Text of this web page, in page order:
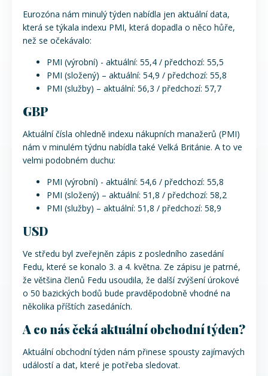
Eurozóna nám minulý týden nabídla jen aktuální data,
která se týkala indexu PMI, která dopadla o něco hůře,
než se očekávalo:
PMI (výrobní) - aktuální: 55,4 / předchozí: 55,5
PMI (složený) – aktuální: 54,9 / předchozí: 55,8
PMI (služby) – aktuální: 56,3 / předchozí: 57,7
GBP
Aktuální čísla ohledně indexu nákupních manažerů (PMI)
nám v minulém týdnu nabídla také Velká Británie. A to ve
velmi podobném duchu:
PMI (výrobní) - aktuální: 54,6 / předchozí: 55,8
PMI (složený) – aktuální: 51,8 / předchozí: 58,2
PMI (služby) – aktuální: 51,8 / předchozí: 58,9
USD
Ve středu byl zveřejněn zápis z posledního zasedání
Fedu, které se konalo 3. a 4. května. Ze zápisu je patrné,
že většina členů Fedu usoudila, že další zvýšení úrokové
o 50 bazických bodů bude pravděpodobně vhodné na
několika příštích zasedáních.
A co nás čeká aktuální obchodní týden?
Aktuální obchodní týden nám přinese spousty zajímavých
událostí a dat, které je potřeba sledovat.